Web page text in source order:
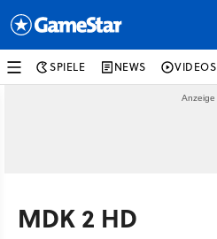
SPIELE NEWS VIDEOS
MDK 2 HD